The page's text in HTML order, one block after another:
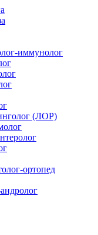
иммунолог
(ЛОР)
ортопед